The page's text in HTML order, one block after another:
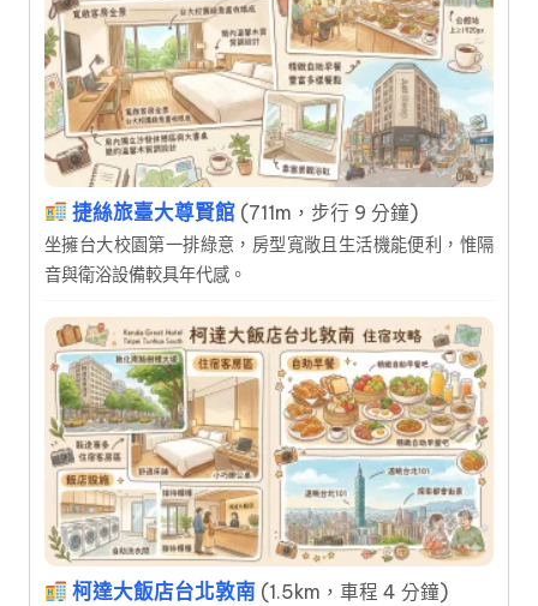
捷絲旅臺大尊賢館 (711m，步行 9 分鐘)
坐擁台大校園第一排綠意，房型寬敞且生活機能便利，惟隔
音與衛浴設備較具年代感。
柯達大飯店台北敦南 (1.5km，車程 4 分鐘)